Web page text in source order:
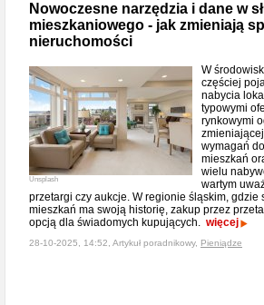
Nowoczesne narzędzia i dane w
mieszkaniowego - jak zmieniają
nieruchomości
Unsplash
W
częściej
nabycia
typowymi
rynkowymi
wymagań
mieszkań
wielu
wartym
przetargi czy aukcje. W regionie śląskim, gdzie
mieszkań ma swoją historię, zakup przez
opcją dla świadomych kupujących. więcej
28-10-2025, 14:52, Artykuł poradnikowy, Pieniądze